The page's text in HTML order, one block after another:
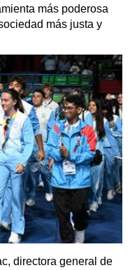
más poderosa
más justa y
directora general de